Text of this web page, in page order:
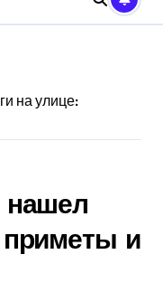
на улице:
нашел
приметы и